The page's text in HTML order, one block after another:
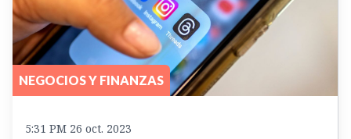
NEGOCIOS Y FINANZAS
5:31 PM 26 oct. 2023